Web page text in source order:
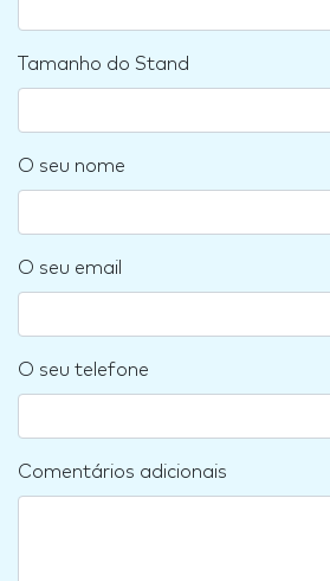
Tamanho do Stand
O seu nome
O seu email
O seu telefone
Comentários adicionais